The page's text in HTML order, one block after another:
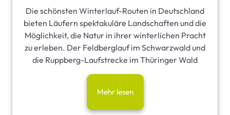
Die schönsten Winterlauf-Routen in Deutschland
bieten Läufern spektakuläre Landschaften und die
Möglichkeit, die Natur in ihrer winterlichen Pracht
zu erleben. Der Feldberglauf im Schwarzwald und
die Ruppberg-Laufstrecke im Thüringer Wald
Mehr lesen